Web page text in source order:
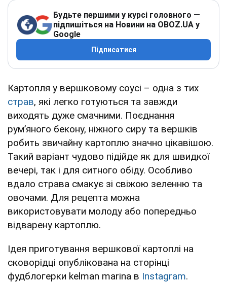
Будьте першими у курсі головного —
підпишіться на Новини на OBOZ.UA у
Google
Підписатися
Картопля у вершковому соусі – одна з тих
страв, які легко готуються та завжди
виходять дуже смачними. Поєднання
рум’яного бекону, ніжного сиру та вершків
робить звичайну картоплю значно цікавішою.
Такий варіант чудово підійде як для швидкої
вечері, так і для ситного обіду. Особливо
вдало страва смакує зі свіжою зеленню та
овочами. Для рецепта можна
використовувати молоду або попередньо
відварену картоплю.
Ідея приготування вершкової картоплі на
сковорідці опублікована на сторінці
фудблогерки kelman marina в Instagram.